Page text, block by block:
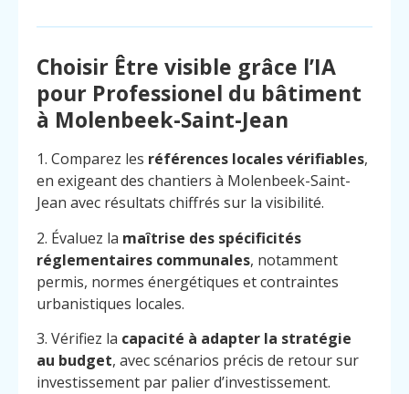
Choisir Être visible grâce l’IA
pour Professionel du bâtiment
à Molenbeek-Saint-Jean
1. Comparez les références locales vérifiables,
en exigeant des chantiers à Molenbeek-Saint-
Jean avec résultats chiffrés sur la visibilité.
2. Évaluez la maîtrise des spécificités
réglementaires communales, notamment
permis, normes énergétiques et contraintes
urbanistiques locales.
3. Vérifiez la capacité à adapter la stratégie
au budget, avec scénarios précis de retour sur
investissement par palier d’investissement.